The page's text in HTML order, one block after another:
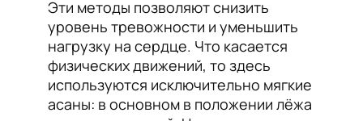
Эти методы позволяют снизить
уровень тревожности и уменьшить
нагрузку на сердце. Что касается
физических движений, то здесь
используются исключительно мягкие
асаны: в основном в положении лёжа